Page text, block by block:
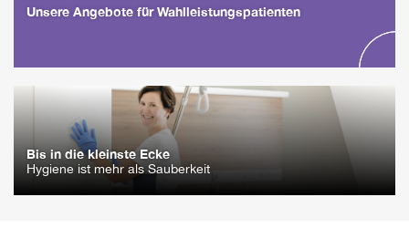
Unsere Angebote für Wahlleistungspatienten
Bis in die kleinste Ecke
Hygiene ist mehr als Sauberkeit